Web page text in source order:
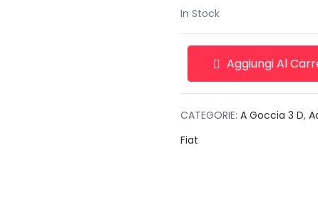
In Stock
Aggiungi Al
CATEGORIE: A Goccia 3 D,
Fiat